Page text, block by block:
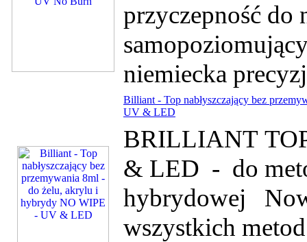
przyczepność do
niemiecka
Billiant - Top nabłyszczający bez
UV & LED
BRILLIANT
& LED - do
hybrydowej
wszystkich